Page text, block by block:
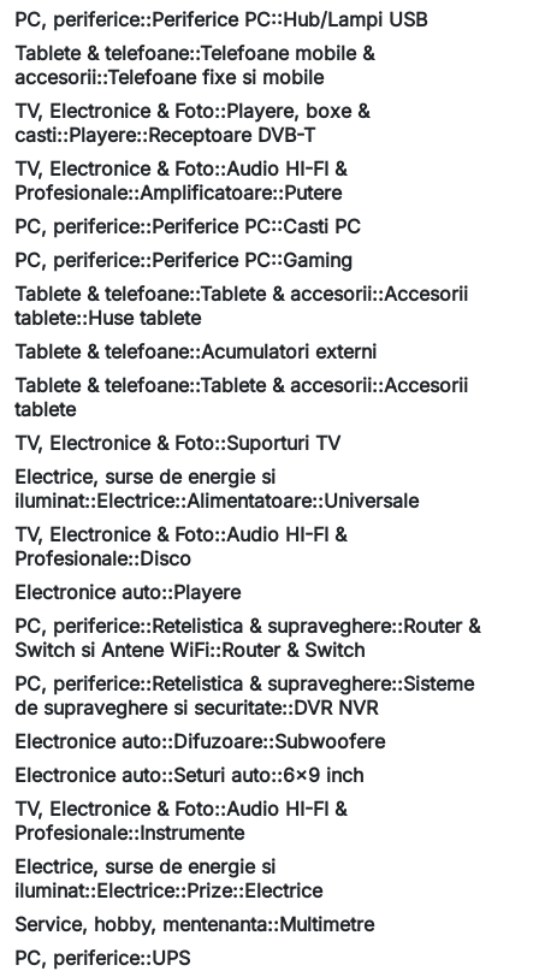
PC, periferice::Periferice PC::Hub/Lampi USB
Tablete & telefoane::Telefoane mobile &
accesorii::Telefoane fixe si mobile
TV, Electronice & Foto::Playere, boxe &
casti::Playere::Receptoare DVB-T
TV, Electronice & Foto::Audio HI-FI &
Profesionale::Amplificatoare::Putere
PC, periferice::Periferice PC::Casti PC
PC, periferice::Periferice PC::Gaming
Tablete & telefoane::Tablete & accesorii::Accesorii
tablete::Huse tablete
Tablete & telefoane::Acumulatori externi
Tablete & telefoane::Tablete & accesorii::Accesorii
tablete
TV, Electronice & Foto::Suporturi TV
Electrice, surse de energie si
iluminat::Electrice::Alimentatoare::Universale
TV, Electronice & Foto::Audio HI-FI &
Profesionale::Disco
Electronice auto::Playere
PC, periferice::Retelistica & supraveghere::Router &
Switch si Antene WiFi::Router & Switch
PC, periferice::Retelistica & supraveghere::Sisteme
de supraveghere si securitate::DVR NVR
Electronice auto::Difuzoare::Subwoofere
Electronice auto::Seturi auto::6x9 inch
TV, Electronice & Foto::Audio HI-FI &
Profesionale::Instrumente
Electrice, surse de energie si
iluminat::Electrice::Prize::Electrice
Service, hobby, mentenanta::Multimetre
PC, periferice::UPS